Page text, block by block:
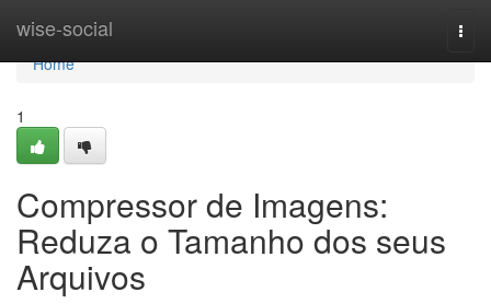
wise-social
Home
Home
1
Compressor de Imagens:
Reduza o Tamanho dos seus
Arquivos